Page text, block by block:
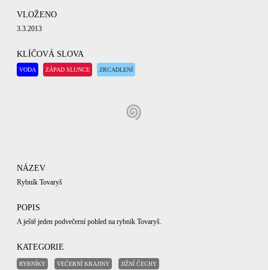
VLOŽENO
3.3.2013
KLÍČOVÁ SLOVA
VODA ZÁPAD SLUNCE ZRCADLENÍ
NÁZEV
Rybník Tovaryš
POPIS
A ještě jeden podvečerní pohled na rybník Tovaryš.
KATEGORIE
RYBNÍKY VEČERNÍ KRAJINY JIŽNÍ ČECHY